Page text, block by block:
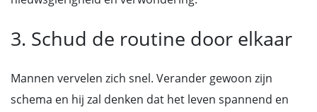
3. Schud de routine door elkaar
Mannen vervelen zich snel. Verander gewoon zijn
schema en hij zal denken dat het leven spannend en